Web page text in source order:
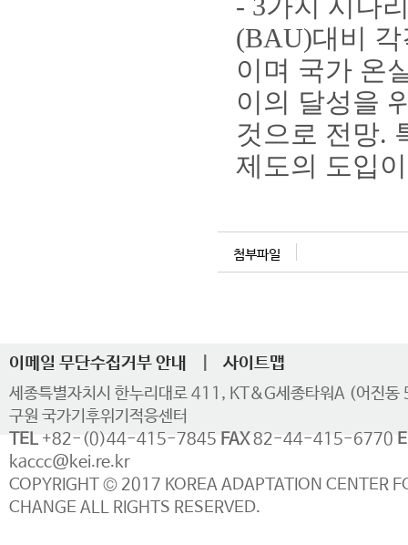
(BAU)대비
이며 국가 온
이의 달성을
것으로 전망.
제도의 도입
첨부파일
이메일 무단수집거부 안내 사이트맵
세종특별자치시 한누리대로 411, KT&G세종타워A (어진
구원 국가기후위기적응센터
TEL +82-(0)44-415-7845 FAX82-44-415-6770
kaccc@kei.re.kr
COPYRIGHT © 2017 KOREA ADAPTATION CENTER
CHANGE ALL RIGHTS RESERVED.